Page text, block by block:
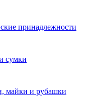
принадлежности
сумки
майки и рубашки